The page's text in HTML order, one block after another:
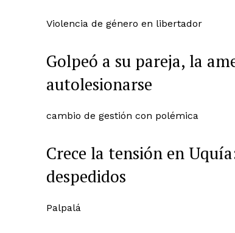
Violencia de género en libertador
Golpeó a su pareja, la
autolesionarse
cambio de gestión con polémica
Crece la tensión en
despedidos
Palpalá